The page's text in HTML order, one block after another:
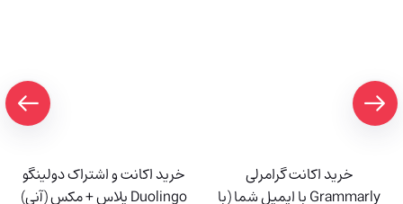
خرید اکانت گرامرلی
Grammarly با ایمیل شما (با
خرید اکانت و اشتراک دولینگو
Duolingo پلاس + مکس (آنی)